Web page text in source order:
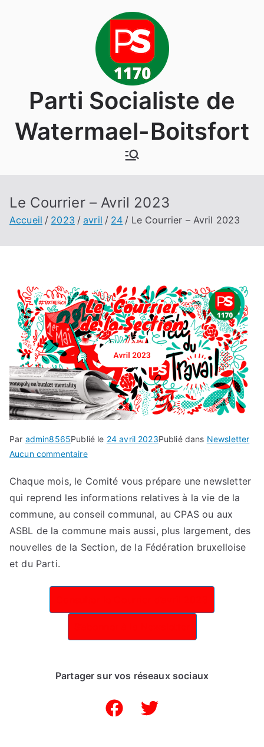
Parti Socialiste de
Watermael-Boitsfort
Le Courrier – Avril 2023
Accueil 2023 avril 24 Le Courrier – Avril 2023
Par admin8565Publié le 24 avril 2023Publié dans Newsletter
Aucun commentairesur
Courrier
–
Avril
2023
Chaque mois, le Comité vous prépare une newsletter
qui reprend les informations relatives à la vie de la
commune, au conseil communal, au CPAS ou aux
ASBL de la commune mais aussi, plus largement, des
nouvelles de la Section, de la Fédération bruxelloise
et du Parti.
Partager sur vos réseaux sociaux